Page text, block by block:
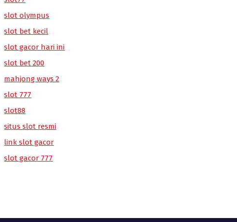
slot olympus
slot bet kecil
slot gacor hari ini
slot bet 200
mahjong ways 2
slot 777
slot88
situs slot resmi
link slot gacor
slot gacor 777